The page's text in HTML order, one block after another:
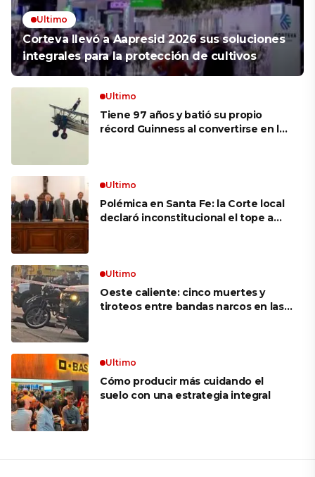
Ultimo
Corteva llevó a Aapresid 2026 sus soluciones
integrales para la protección de cultivos
Ultimo
Tiene 97 años y batió su propio
récord Guinness al convertirse en la
puedo’ no existen en mi vocabulario»
Ultimo
Polémica en Santa Fe: la Corte local
declaró inconstitucional el tope a
Ultimo
Oeste caliente: cinco muertes y
tiroteos entre bandas narcos en las
Ultimo
Cómo producir más cuidando el
suelo con una estrategia integral